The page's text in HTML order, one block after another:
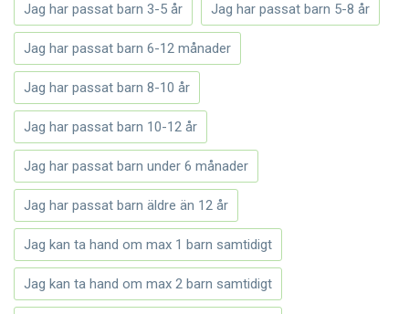
Jag har passat barn 3-5 år Jag har passat barn 5-8 år
Jag har passat barn 6-12 månader
Jag har passat barn 8-10 år
Jag har passat barn 10-12 år
Jag har passat barn under 6 månader
Jag har passat barn äldre än 12 år
Jag kan ta hand om max 1 barn samtidigt
Jag kan ta hand om max 2 barn samtidigt